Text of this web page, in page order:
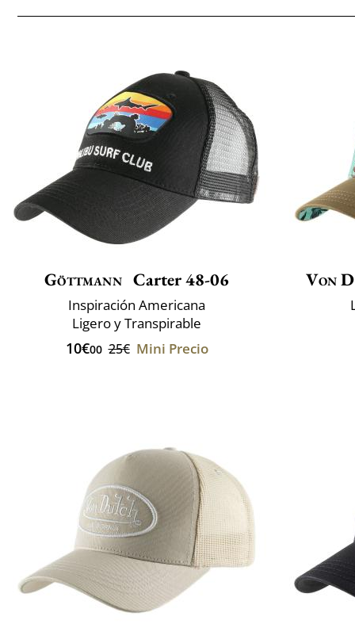
Göttmann Carter 48-06
Inspiración Americana
Ligero y Transpirable
10€00 25€ Mini Precio
Von